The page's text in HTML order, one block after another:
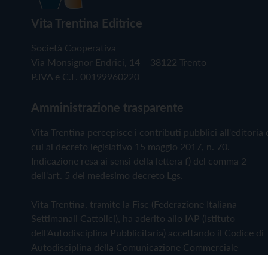
Vita Trentina Editrice
Società Cooperativa
Via Monsignor Endrici, 14 – 38122 Trento
P.IVA e C.F. 00199960220
Amministrazione trasparente
Vita Trentina percepisce i contributi pubblici all'editoria
cui al decreto legislativo 15 maggio 2017, n. 70.
Indicazione resa ai sensi della lettera f) del comma 2
dell'art. 5 del medesimo decreto Lgs.
Vita Trentina, tramite la Fisc (Federazione Italiana
Settimanali Cattolici), ha aderito allo IAP (Istituto
dell'Autodisciplina Pubblicitaria) accettando il Codice di
Autodisciplina della Comunicazione Commerciale